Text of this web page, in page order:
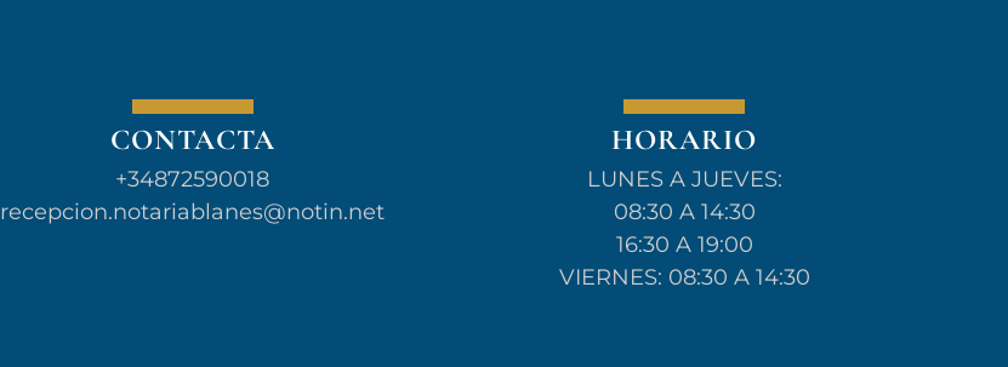
CONTACTA
+34872590018
recepcion.notariablanes@notin.net
HORARIO
LUNES A JUEVES:
08:30 A 14:30
16:30 A 19:00
VIERNES: 08:30 A 14:30